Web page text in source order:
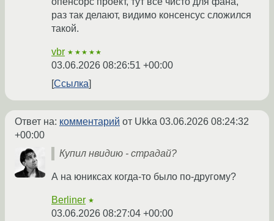
раз так делают, видимо консенсус сложился
такой.
vbr ★★★★★
03.06.2026 08:26:51 +00:00
Ссылка
Ответ на: комментарий от Ukka 03.06.2026 08:24:32
+00:00
Купил нвидию - страдай?
А на юниксах когда-то было по-другому?
Berliner ★
03.06.2026 08:27:04 +00:00